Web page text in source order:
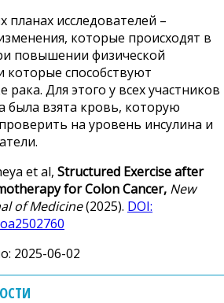
планах исследователей –
которые происходят в
повышении физической
которые способствуют
рака. Для этого у всех участников
была взята кровь, которую
на уровень инсулина и
et al, Structured Exercise after
for Colon Cancer, New
of Medicine(2025). DOI:
2025-06-02